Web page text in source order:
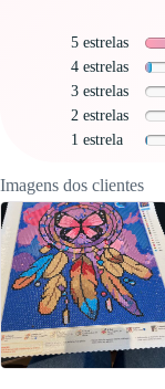
5 estrelas
4 estrelas
3 estrelas
2 estrelas
1 estrela
Imagens dos clientes